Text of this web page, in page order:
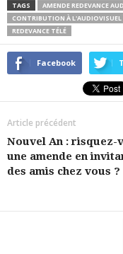
TAGS
AMENDE REDEVANCE
CONTRIBUTION À L'AUDIOVISUEL
REDEVANCE TÉLÉ
Facebook
Article précédent
Nouvel An : risquez-
une amende en
des amis chez vous ?